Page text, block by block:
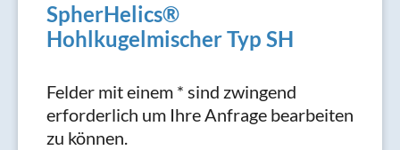
SpherHelics®
Hohlkugelmischer Typ SH
Felder mit einem * sind zwingend
erforderlich um Ihre Anfrage bearbeiten
zu können.